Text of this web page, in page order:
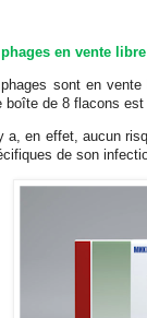
en vente
phages sont en
boîte de 8 flacons
a, en effet, aucun
de son